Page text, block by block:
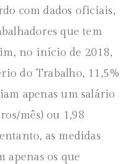
com dados oficiais,
que tem
no início de 2018,
do Trabalho, 11,5%
apenas um salário
mês) ou 1,98
as medidas
apenas os que